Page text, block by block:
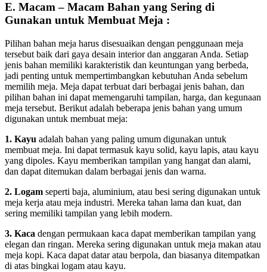
E. Macam – Macam Bahan yang Sering di
Gunakan untuk Membuat Meja :
Pilihan bahan meja harus disesuaikan dengan penggunaan meja
tersebut baik dari gaya desain interior dan anggaran Anda. Setiap
jenis bahan memiliki karakteristik dan keuntungan yang berbeda,
jadi penting untuk mempertimbangkan kebutuhan Anda sebelum
memilih meja. Meja dapat terbuat dari berbagai jenis bahan, dan
pilihan bahan ini dapat memengaruhi tampilan, harga, dan kegunaan
meja tersebut. Berikut adalah beberapa jenis bahan yang umum
digunakan untuk membuat meja:
1. Kayu adalah bahan yang paling umum digunakan untuk
membuat meja. Ini dapat termasuk kayu solid, kayu lapis, atau kayu
yang dipoles. Kayu memberikan tampilan yang hangat dan alami,
dan dapat ditemukan dalam berbagai jenis dan warna.
2. Logam seperti baja, aluminium, atau besi sering digunakan untuk
meja kerja atau meja industri. Mereka tahan lama dan kuat, dan
sering memiliki tampilan yang lebih modern.
3. Kaca dengan permukaan kaca dapat memberikan tampilan yang
elegan dan ringan. Mereka sering digunakan untuk meja makan atau
meja kopi. Kaca dapat datar atau berpola, dan biasanya ditempatkan
di atas bingkai logam atau kayu.